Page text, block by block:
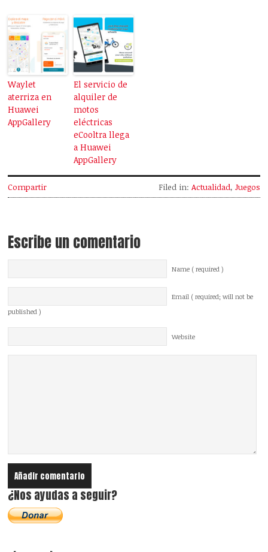
Waylet
aterriza en
Huawei
AppGallery
El servicio de
alquiler de
motos
eléctricas
eCooltra llega
a Huawei
AppGallery
Compartir Filed in: Actualidad, Juegos
Escribe un comentario
Name ( required )
Email ( required; will not be
published )
Website
¿Nos ayudas a seguir?